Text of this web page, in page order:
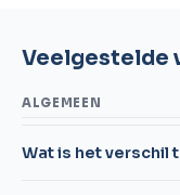
Veelgestelde
ALGEMEEN
Wat is het verschil